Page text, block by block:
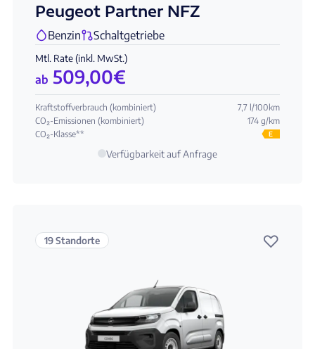
Peugeot Partner NFZ
Benzin Schaltgetriebe
Mtl. Rate (inkl. MwSt.)
ab 509,00€
Kraftstoffverbrauch (kombiniert)
7,7 l/100km
CO₂-Emissionen (kombiniert)
174 g/km
CO₂-Klasse**
E
Verfügbarkeit auf Anfrage
19 Standorte ♡